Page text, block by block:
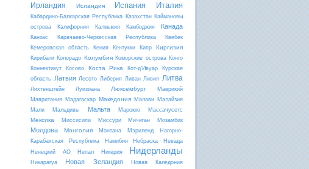
Ирландия Исландия Испания Италия
Кабардино-Балкарская Республика Казахстан Каймановы
острова
Калифорния Калмыкия Камбоджия Канада
Канзас Карачаево-Черкесская Республика
Квебек
Кемеровская область
Кения Кентукки Кипр Киргизия
Кирибати Колорадо Колумбия Коморские острова Конго
Коннектикут
Косово Коста Рика Кот-д'Ивуар
Курская
область Латвия Лесото Либерия Ливан Ливия Литва
Лихтенштейн Луизиана Люксембург
Маврикий
Мавритания Мадагаскар Македония Малави Малайзия
Мали
Мальдивы Мальта Марокко Массачусетс
Мексика Миссисипи Миссури Мичиган Мозамбик
Молдова Монголия Монтана Мэриленд
Нагорно-
Карабахская Республика
Намибия Небраска
Невада
Ненецкий АО
Непал Нигерия Нидерланды
Никарагуа Новая Зеландия Новая Каледония